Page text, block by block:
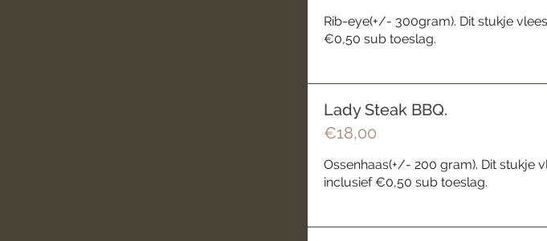
Rib-eye(+/- 300gram). Dit stukje
€0,50 sub toeslag.
Lady Steak BBQ.
€18,00
Ossenhaas(+/- 200 gram). Dit stukje
inclusief €0,50 sub toeslag.